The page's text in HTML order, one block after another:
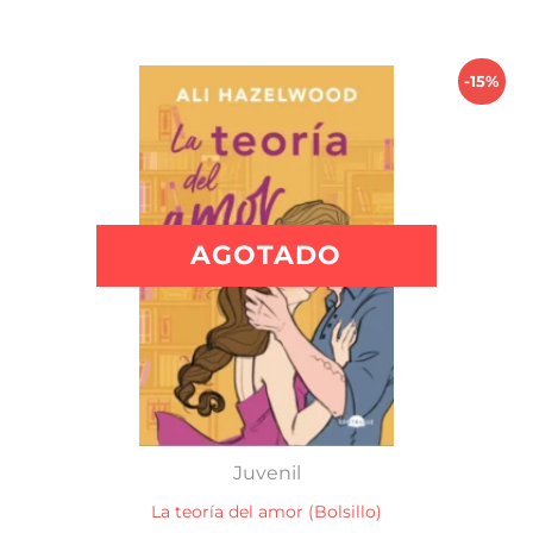
-15%
AGOTADO
Juvenil
La teoría del amor (Bolsillo)